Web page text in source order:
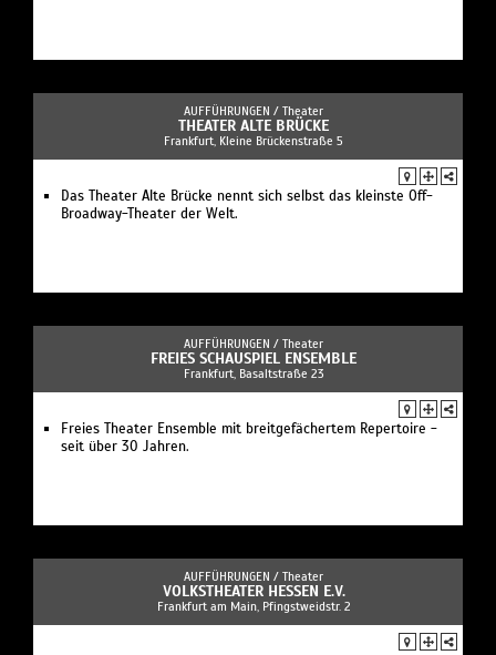
AUFFÜHRUNGEN / Theater
THEATER ALTE BRÜCKE
Frankfurt, Kleine Brückenstraße 5
Das Theater Alte Brücke nennt sich selbst das kleinste Off-
Broadway-Theater der Welt.
AUFFÜHRUNGEN / Theater
FREIES SCHAUSPIEL ENSEMBLE
Frankfurt, Basaltstraße 23
Freies Theater Ensemble mit breitgefächertem Repertoire -
seit über 30 Jahren.
AUFFÜHRUNGEN / Theater
VOLKSTHEATER HESSEN E.V.
Frankfurt am Main, Pfingstweidstr. 2